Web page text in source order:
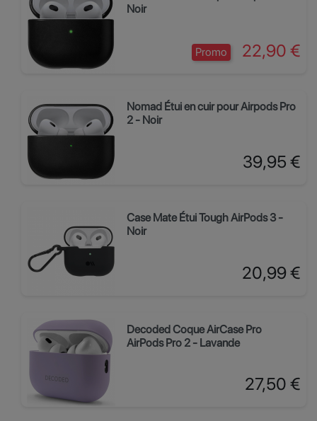
Noir
Promo Prix
22,90 €
Nomad Étui en cuir pour Airpods Pro
2 - Noir
Prix
39,95 €
Case Mate Étui Tough AirPods 3 -
Noir
Prix
20,99 €
Decoded Coque AirCase Pro
AirPods Pro 2 - Lavande
Prix
27,50 €